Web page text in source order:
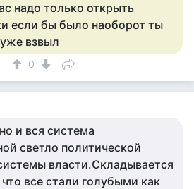
надо только открыть
если бы было наоборот ты
взвыл
0
и вся система
светло политической
власти.Складывается
что все стали голубыми как